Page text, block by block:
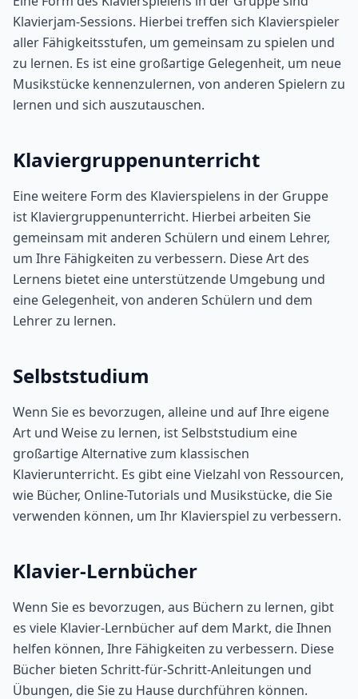
Klavierjam-Sessions. Hierbei treffen sich Klavierspieler
aller Fähigkeitsstufen, um gemeinsam zu spielen und
zu lernen. Es ist eine großartige Gelegenheit, um neue
Musikstücke kennenzulernen, von anderen Spielern zu
lernen und sich auszutauschen.
Klaviergruppenunterricht
Eine weitere Form des Klavierspielens in der Gruppe
ist Klaviergruppenunterricht. Hierbei arbeiten Sie
gemeinsam mit anderen Schülern und einem Lehrer,
um Ihre Fähigkeiten zu verbessern. Diese Art des
Lernens bietet eine unterstützende Umgebung und
eine Gelegenheit, von anderen Schülern und dem
Lehrer zu lernen.
Selbststudium
Wenn Sie es bevorzugen, alleine und auf Ihre eigene
Art und Weise zu lernen, ist Selbststudium eine
großartige Alternative zum klassischen
Klavierunterricht. Es gibt eine Vielzahl von Ressourcen,
wie Bücher, Online-Tutorials und Musikstücke, die Sie
verwenden können, um Ihr Klavierspiel zu verbessern.
Klavier-Lernbücher
Wenn Sie es bevorzugen, aus Büchern zu lernen, gibt
es viele Klavier-Lernbücher auf dem Markt, die Ihnen
helfen können, Ihre Fähigkeiten zu verbessern. Diese
Bücher bieten Schritt-für-Schritt-Anleitungen und
Übungen, die Sie zu Hause durchführen können.